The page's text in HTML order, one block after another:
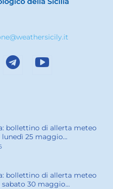
bollettino di allerta meteo
25 maggio...
bollettino di allerta meteo
30 maggio...